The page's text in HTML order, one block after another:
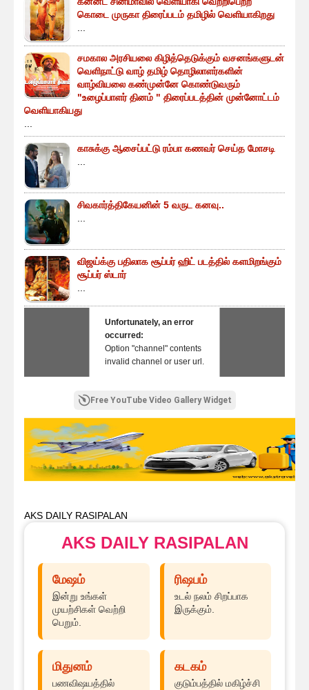
கொடை முருகா திரைப்படம் தமிழில் வெளியாகிறது
...
சமகால அரசியலை கிழித்தெடுக்கும் வசனங்களுடன்
வெளிநாட்டு வாழ் தமிழ் தொழிலாளர்களின்
வாழ்வியலை கண்முன்னே கொண்டுவரும்
"உழைப்பாளர் தினம் " திரைப்படத்தின் முன்னோட்டம்
வெளியாகியது
...
காசுக்கு ஆசைப்பட்டு ரம்பா கணவர் செய்த மோசடி
...
சிவகார்த்திகேயனின் 5 வருட கனவு..
...
விஜய்க்கு பதிலாக சூப்பர் ஹிட் படத்தில் களமிறங்கும்
சூப்பர் ஸ்டார்
...
Unfortunately, an error
occurred:
Option "channel" contents
invalid channel or user url.
Free YouTube Video Gallery Widget
AKS DAILY RASIPALAN
AKS DAILY RASIPALAN
மேஷம்
இன்று உங்கள்
முயற்சிகள் வெற்றி
பெறும்.
ரிஷபம்
உடல் நலம் சிறப்பாக
இருக்கும்.
மிதுனம்
பணவிஷயத்தில்
கடகம்
குடும்பத்தில் மகிழ்ச்சி